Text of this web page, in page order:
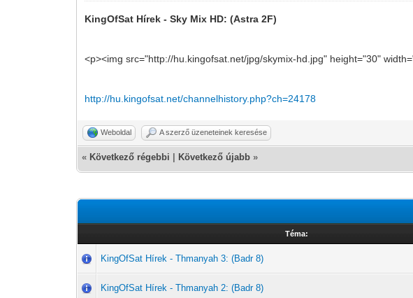
KingOfSat Hírek - Sky Mix HD: (Astra 2F)
<p><img src="http://hu.kingofsat.net/jpg/skymix-hd.jpg" height="30"
http://hu.kingofsat.net/channelhistory.php?ch=24178
Weboldal A szerző üzeneteinek keresése
« Következő régebbi Következő újabb »
Téma:
KingOfSat Hírek - Thmanyah 3: (Badr 8)
KingOfSat Hírek - Thmanyah 2: (Badr 8)